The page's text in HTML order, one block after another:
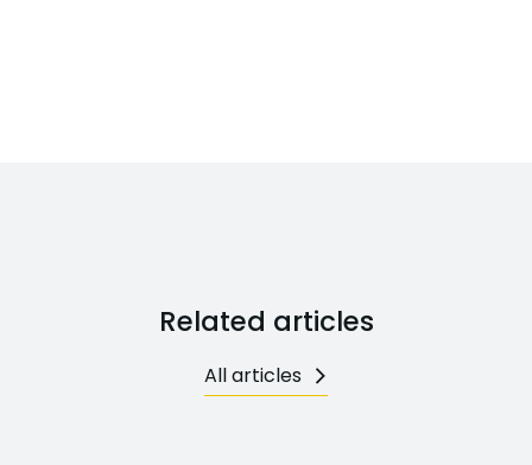
Related articles
All articles